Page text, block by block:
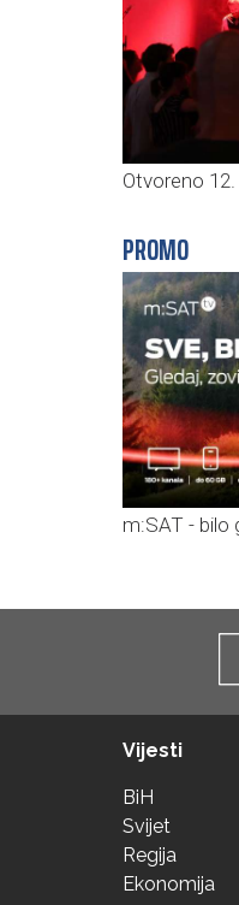
Otvoreno
PROMO
m:SAT - bilo
Vijesti
BiH
Svijet
Regija
Ekonomija